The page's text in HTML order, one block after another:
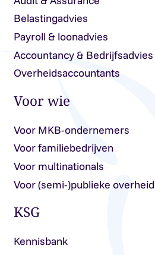
Belastingadvies
Payroll & loonadvies
Accountancy & Bedrijfsadvies
Overheidsaccountants
Voor wie
Voor MKB-ondernemers
Voor familiebedrijven
Voor multinationals
Voor (semi-)publieke overheid
KSG
Kennisbank